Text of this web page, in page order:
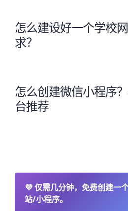
怎么建设好一个学校
求？
怎么创建微信小程序
台推荐
💜仅需几分钟，免费创建一
站/小程序。